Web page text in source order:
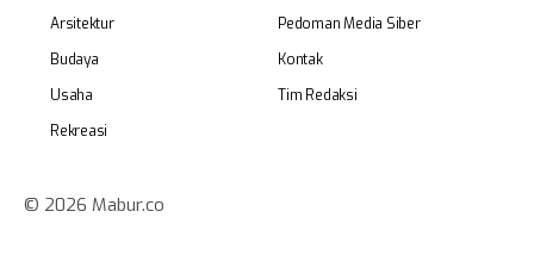
Arsitektur
Budaya
Usaha
Rekreasi
Pedoman Media Siber
Kontak
Tim Redaksi
© 2026 Mabur.co